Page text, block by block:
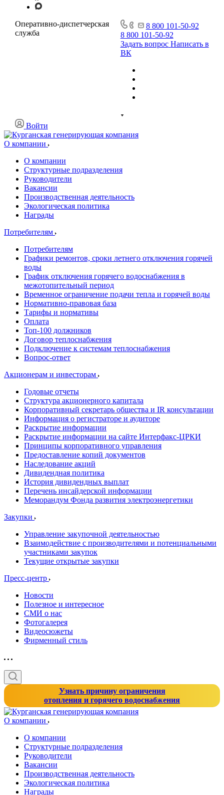
Оперативно-диспетчерская
служба
8 800 101-50-92
8 800 101-50-92
Задать вопрос Написать в
ВК
Войти
О компании
О компании
Структурные подразделения
Руководители
Вакансии
Производственная деятельность
Экологическая политика
Награды
Потребителям
Потребителям
Графики ремонтов, сроки летнего отключения горячей
воды
График отключения горячего водоснабжения в
межотопительный период
Временное ограничение подачи тепла и горячей воды
Нормативно-правовая база
Тарифы и нормативы
Оплата
Топ-100 должников
Договор теплоснабжения
Подключение к системам теплоснабжения
Вопрос-ответ
Акционерам и инвесторам
Годовые отчеты
Структура акционерного капитала
Корпоративный секретарь общества и IR консультации
Информация о регистраторе и аудиторе
Раскрытие информации
Раскрытие информации на сайте Интерфакс-ЦРКИ
Принципы корпоративного управления
Предоставление копий документов
Наследование акций
Дивидендная политика
История дивидендных выплат
Перечень инсайдерской информации
Меморандум Фонда развития электроэнергетики
Закупки
Управление закупочной деятельностью
Взаимодействие с производителями и потенциальными
участниками закупок
Текущие открытые закупки
Пресс-центр
Новости
Полезное и интересное
СМИ о нас
Фотогалерея
Видеосюжеты
Фирменный стиль
Узнать причину ограничения
отопления и горячего водоснабжения
О компании
О компании
Структурные подразделения
Руководители
Вакансии
Производственная деятельность
Экологическая политика
Награды